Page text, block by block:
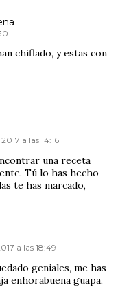
chiflado, y estas con
a las 14:16
una receta
Tú lo has hecho
te has marcado,
a las 18:49
geniales, me has
enhorabuena guapa,